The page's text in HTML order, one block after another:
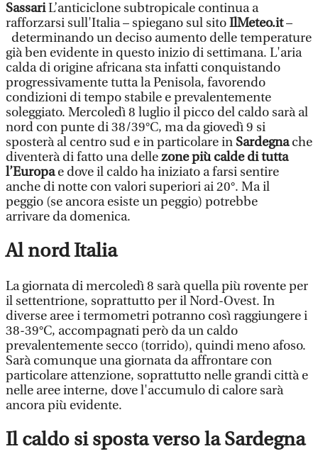
SassariL’anticiclone subtropicale continua a
rafforzarsi sull'Italia – spiegano sul sitoIlMeteo.it–
determinando un deciso aumento delle temperature
già ben evidente in questo inizio di settimana. L'aria
calda di origine africana sta infatti conquistando
progressivamente tutta la Penisola, favorendo
condizioni di tempo stabile e prevalentemente
soleggiato. Mercoledì 8 luglio il picco del caldo sarà al
nord con punte di 38/39°C, ma da giovedì 9 si
sposterà al centro sud e in particolare in Sardegnache
diventerà di fatto una dellezone più calde di tutta
l’Europae dove il caldo ha iniziato a farsi sentire
anche di notte con valori superiori ai 20°. Ma il
peggio (se ancora esiste un peggio) potrebbe
arrivare da domenica.
Al nord Italia
La giornata di mercoledì 8 sarà quella più rovente per
il settentrione, soprattutto per il Nord-Ovest. In
diverse aree i termometri potranno così raggiungere i
38-39°C, accompagnati però da un caldo
prevalentemente secco (torrido), quindi meno afoso.
Sarà comunque una giornata da affrontare con
particolare attenzione, soprattutto nelle grandi città e
nelle aree interne, dove l'accumulo di calore sarà
ancora più evidente.
Il caldo si sposta verso la Sardegna